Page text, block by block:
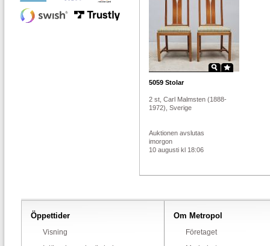
5059 Stolar
2 st, Carl Malmsten (1888-
1972), Sverige
Auktionen avslutas
imorgon
10 augusti kl 18:06
Öppettider
Visning
Om Metropol
Företaget